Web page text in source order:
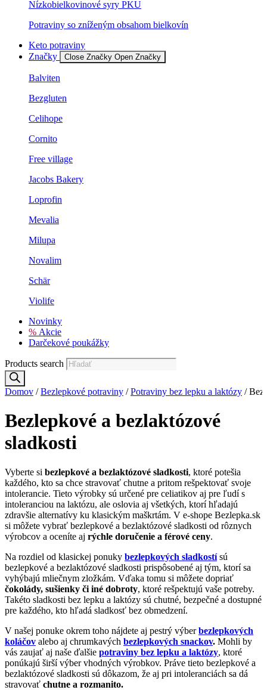
Nízkobielkovinové syry PKU
Potraviny so zníženým obsahom bielkovín
Keto potraviny
Značky
Close Značky Open Značky
Balviten
Bezgluten
Celihope
Cornito
Free village
Jacobs Bakery
Loprofin
Mevalia
Milupa
Novalim
Schär
Violife
Novinky
% Akcie
Darčekové poukážky
Products search
Domov /Bezlepkové potraviny /Potraviny bez lepku a laktózy /
Bezlepkové a bezlaktózové
sladkosti
Vyberte si bezlepkové a bezlaktózové sladkosti, ktoré potešia
každého, kto sa chce stravovať chutne a pritom rešpektovať svoje
intolerancie. Tieto výrobky sú určené pre celiatikov aj pre ľudí s
intoleranciou na laktózu, ale oslovia aj všetkých, ktorí hľadajú
zdravšie alternatívy ku klasickým maškrtám. V e-shope Bezlepka.sk
si môžete vybrať bezlepkové a bezlaktózové sladkosti od rôznych
výrobcov a oceníte aj rýchle doručenie a férové ceny.
Na rozdiel od klasickej ponuky bezlepkových sladkostísú
bezlepkové a bezlaktózové sladkosti prispôsobené aj tým, ktorí sa
vyhýbajú mliečnym zložkám. Vďaka tomu si môžete dopriať
čokolády, sušienky či iné dobroty, ktoré rešpektujú vaše potreby.
Takéto sladkosti bez lepku a laktózy sú chutné, bezpečné a dostupné
pre každého, kto hľadá sladkosť bez obmedzení.
V našej ponuke okrem toho nájdete aj pestrý výberbezlepkových
koláčov alebo aj chrumkavých bezlepkových snackov. Mohli by
vás zaujať aj naše ďalšie potraviny bez lepku a laktózy, ktoré
ponúkajú širší výber vhodných výrobkov. Práve tieto bezlepkové a
bezlaktózové sladkosti sú dôkazom, že aj pri intoleranciách sa dá
stravovať chutne a rozmanito.